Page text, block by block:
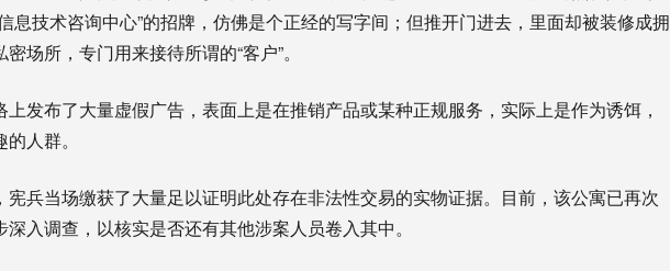
息技术咨询中心”的招牌，仿佛是个正经的写字间；但推开门进去，里面却被装修成拥
场所，专门用来接待所谓的“客户”。
发布了大量虚假广告，表面上是在推销产品或某种正规服务，实际上是作为诱饵，
人群。
兵当场缴获了大量足以证明此处存在非法性交易的实物证据。目前，该公寓已再次
入调查，以核实是否还有其他涉案人员卷入其中。